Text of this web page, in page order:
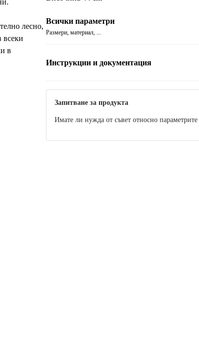
лесно,
всеки
в
Всички параметри
Размери, материал, ...
Инструкции и документация
3d model (.skp)
Запитване за продукта
Имате ли нужда от съвет относно